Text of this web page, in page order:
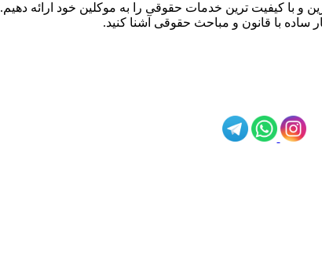
و با کیفیت ترین خدمات حقوقی را به موکلین خود ارائه دهیم.
ساده با قانون و مباحث حقوقی آشنا کنید.